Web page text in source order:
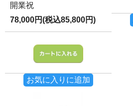
開業祝
78,000円(税込85,800円)
お気に入りに追加